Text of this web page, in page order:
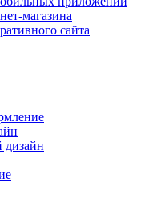
магазина
сайта